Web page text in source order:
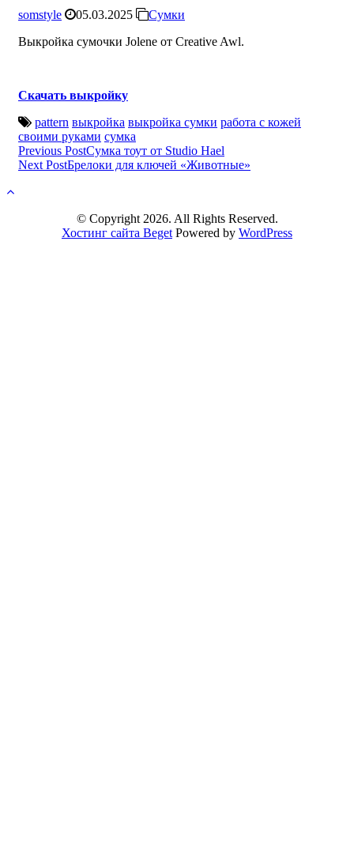
somstyle 05.03.2025
Сумки
Выкройка сумочки Jolene от Creative Awl.
Скачать выкройку
pattern выкройка выкройка сумки работа с кожей
своими руками сумка
Post
navigation
Previous PostСумка тоут от Studio Hael
Next PostБрелоки для ключей «Животные»
© Copyright 2026. All Rights Reserved.
Хостинг сайта Beget Powered by WordPress